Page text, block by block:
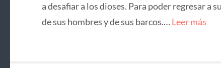
a desafiar a los dioses. Para poder regresar a
de sus hombres y de sus barcos.…Leer más